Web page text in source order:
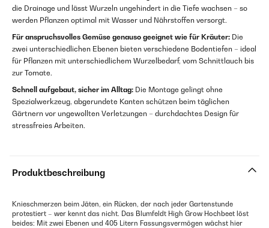
die Drainage und lässt Wurzeln ungehindert in die Tiefe wachsen – so
werden Pflanzen optimal mit Wasser und Nährstoffen versorgt.
Für anspruchsvolles Gemüse genauso geeignet wie für Kräuter: Die
zwei unterschiedlichen Ebenen bieten verschiedene Bodentiefen – ideal
für Pflanzen mit unterschiedlichem Wurzelbedarf, vom Schnittlauch bis
zur Tomate.
Schnell aufgebaut, sicher im Alltag: Die Montage gelingt ohne
Spezialwerkzeug, abgerundete Kanten schützen beim täglichen
Gärtnern vor ungewollten Verletzungen – durchdachtes Design für
stressfreies Arbeiten.
Produktbeschreibung
Knieschmerzen beim Jäten, ein Rücken, der nach jeder Gartenstunde
protestiert – wer kennt das nicht. Das Blumfeldt High Grow Hochbeet löst
beides: Mit zwei Ebenen und 405 Litern Fassungsvermögen wächst hier